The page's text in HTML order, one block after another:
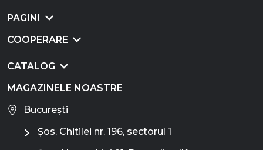
PAGINI
COOPERARE
CATALOG
MAGAZINELE NOASTRE
București
Șos. Chitilei nr. 196, sectorul 1